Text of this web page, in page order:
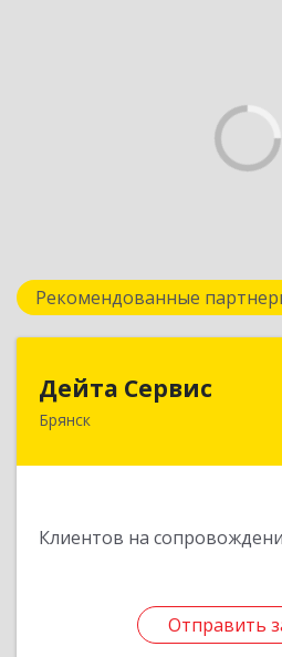
Рекомендованные
Дейта Сервис
Брянск
Клиентов на
Отправить
241035, Брянская обл,
Отправить